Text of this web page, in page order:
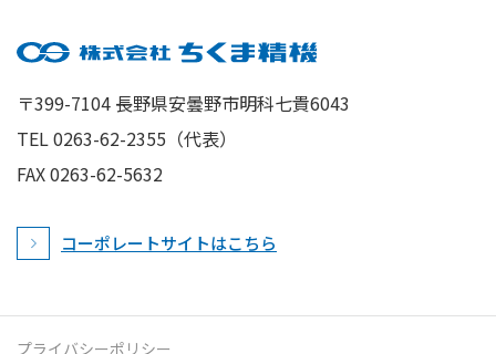
〒399-7104 長野県安曇野市明科七貴6043
TEL 0263-62-2355（代表）
FAX 0263-62-5632
コーポレートサイトはこちら
プライバシーポリシー